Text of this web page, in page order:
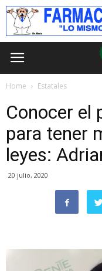
Home Estatales
Conocer el
para tener
leyes:
20 julio, 2020